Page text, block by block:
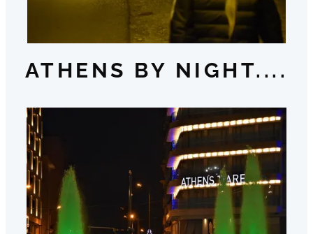
ATHENS BY NIGHT....